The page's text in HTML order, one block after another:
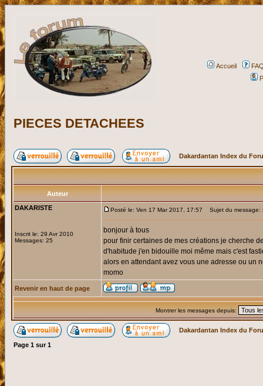
Accueil
PIECES DETACHEES
Dakardantan Index du
Auteur
DAKARISTE
Inscrit le: 29 Avr 2010
Messages: 25
Posté le: Ven 17 Mar 2017, 17:57 Sujet du message:
bonjour à tous
pour finir certaines de mes créations je cherche
d'habitude j'en bidouille moi même mais c'est
alors en attendant avez vous une adresse ou un
momo
Revenir en haut de page
Montrer les messages depuis:
Dakardantan Index du
Page 1 sur1